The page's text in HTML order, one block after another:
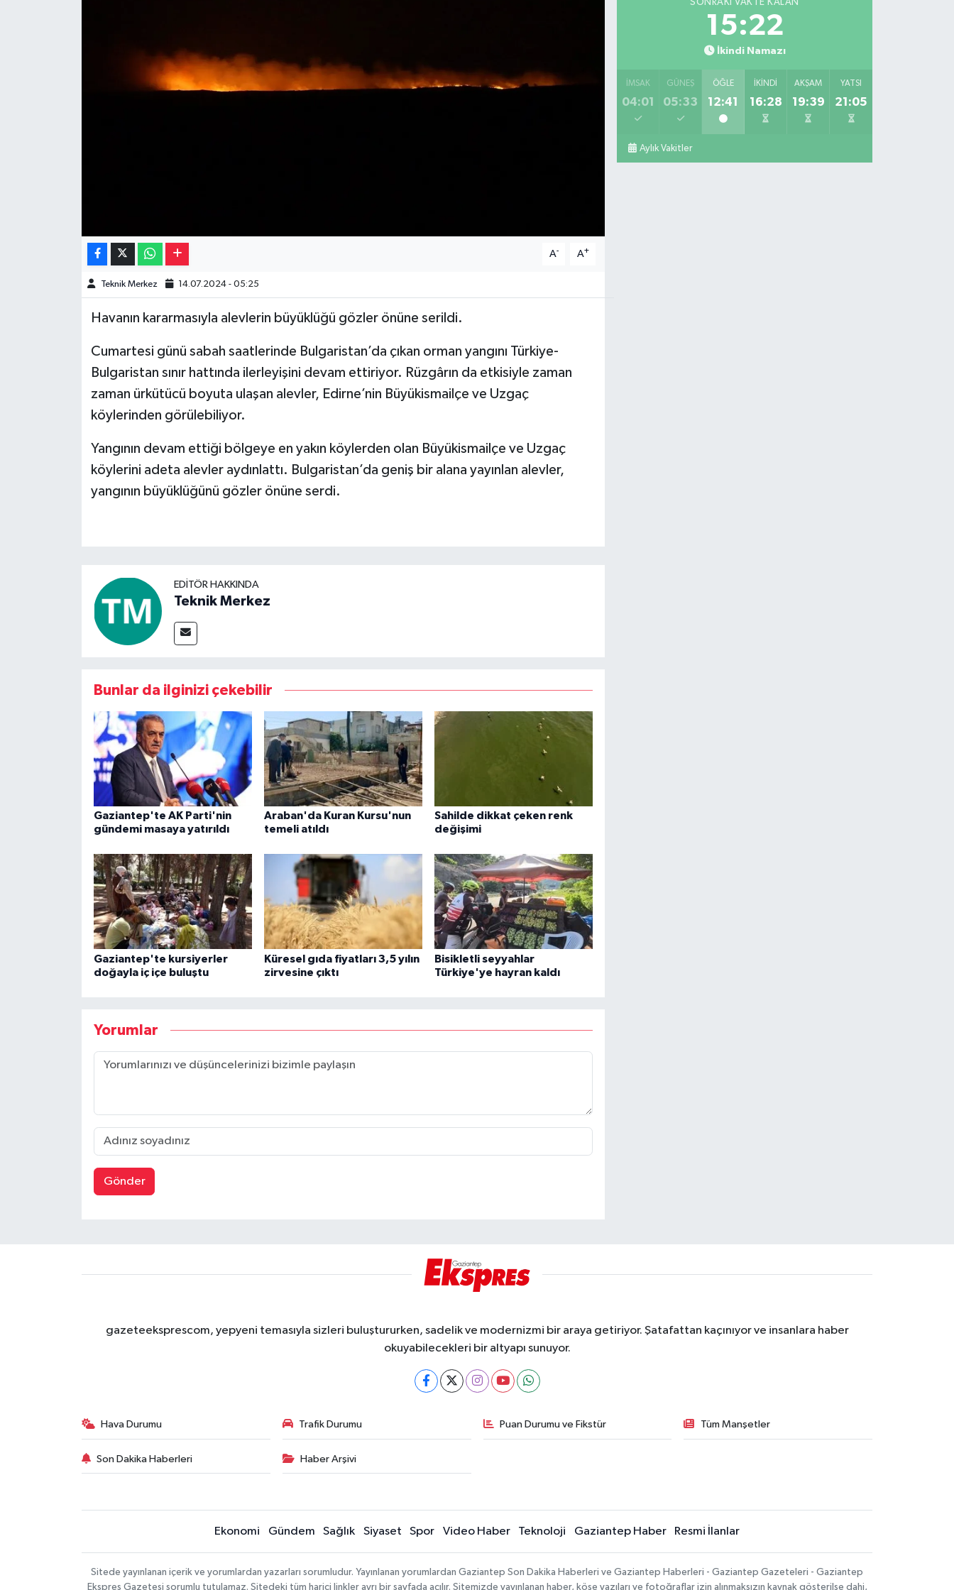
A- A+
Teknik Merkez 14.07.2024 - 05:25
Havanın kararmasıyla alevlerin büyüklüğü gözler önüne serildi.
Cumartesi günü sabah saatlerinde Bulgaristan’da çıkan orman yangını Türkiye-
Bulgaristan sınır hattında ilerleyişini devam ettiriyor. Rüzgârın da etkisiyle zaman
zaman ürkütücü boyuta ulaşan alevler, Edirne’nin Büyükismailçe ve Uzgaç
köylerinden görülebiliyor.
Yangının devam ettiği bölgeye en yakın köylerden olan Büyükismailçe ve Uzgaç
köylerini adeta alevler aydınlattı. Bulgaristan’da geniş bir alana yayınlan alevler,
yangının büyüklüğünü gözler önüne serdi.
EDITÖR HAKKINDA
Teknik Merkez
Bunlar da ilginizi çekebilir
Gaziantep'te AK Parti'nin
gündemi masaya yatırıldı
Araban'da Kuran Kursu'nun
temeli atıldı
Sahilde dikkat çeken renk
değişimi
Gaziantep'te kursiyerler
doğayla iç içe buluştu
Küresel gıda fiyatları 3,5 yılın
zirvesine çıktı
Bisikletli seyyahlar
Türkiye'ye hayran kaldı
Yorumlar
Gönder
SONRAKI VAKTE KALAN
15:22
İkindi Namazı
İMSAK
04:01
GÜNEŞ
05:33
ÖĞLE
12:41
İKINDI
16:28
AKŞAM
19:39
YATSI
21:05
Aylık Vakitler
gazeteeksprescom, yepyeni temasıyla sizleri buluştururken, sadelik ve modernizmi bir araya getiriyor. Şatafattan kaçınıyor ve insanlara haber
okuyabilecekleri bir altyapı sunuyor.
Hava Durumu Trafik Durumu Puan Durumu ve Fikstür Tüm Manşetler
Son Dakika Haberleri Haber Arşivi
Ekonomi Gündem Sağlık Siyaset Spor Video Haber Teknoloji Gaziantep Haber Resmi İlanlar
Sitede yayınlanan içerik ve yorumlardan yazarları sorumludur. Yayınlanan yorumlardan Gaziantep Son Dakika Haberleri ve Gaziantep Haberleri - Gaziantep Gazeteleri - Gaziantep
Ekspres Gazetesi sorumlu tutulamaz. Sitedeki tüm harici linkler ayrı bir sayfada açılır. Sitemizde yayınlanan haber, köşe yazıları ve fotoğraflar izin alınmaksızın kaynak gösterilse dahi,
Teknoloji
Video Haber
Yeme-İçme